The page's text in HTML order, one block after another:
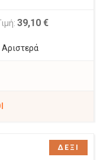
39,10 €
Αριστερά
ΔΕΞΙ